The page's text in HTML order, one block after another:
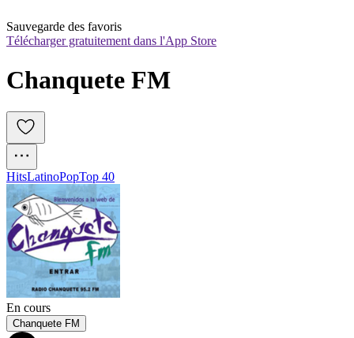
Sauvegarde des favoris
Télécharger gratuitement dans l'App Store
Chanquete FM
HitsLatinoPopTop 40
En cours
Chanquete FM